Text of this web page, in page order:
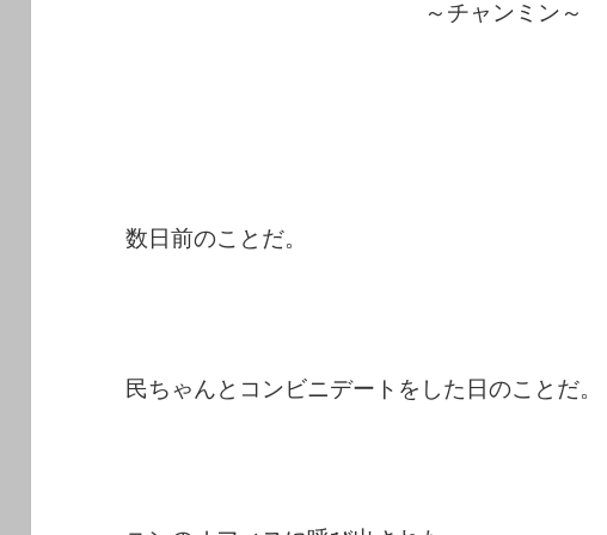
～チャンミン～
数日前のことだ。
民ちゃんとコンビニデートをした日のことだ。